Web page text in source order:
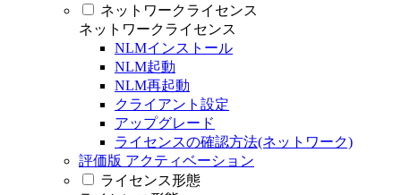
ネットワークライセンス
ネットワークライセンス
NLMインストール
NLM起動
NLM再起動
クライアント設定
アップグレード
ライセンスの確認方法(ネットワーク)
評価版 アクティベーション
ライセンス形態